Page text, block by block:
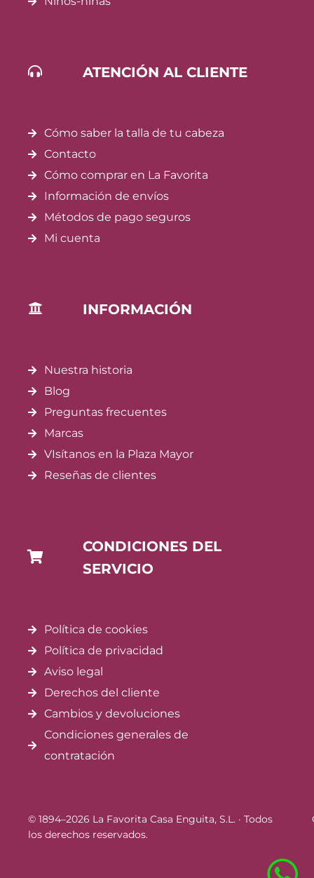
ATENCIÓN AL CLIENTE
Cómo saber la talla de tu cabeza
Contacto
Cómo comprar en La Favorita
Información de envíos
Métodos de pago seguros
Mi cuenta
INFORMACIÓN
Nuestra historia
Blog
Preguntas frecuentes
Marcas
VIsítanos en la Plaza Mayor
Reseñas de clientes
CONDICIONES DEL
SERVICIO
Política de cookies
Política de privacidad
Aviso legal
Derechos del cliente
Cambios y devoluciones
Condiciones generales de
contratación
© 1894–2026 La Favorita Casa Enguita, S.L. · Todos
los derechos reservados.